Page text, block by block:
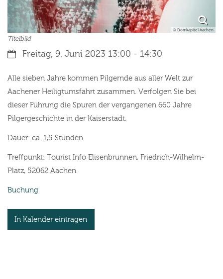
© Domkapitel Aachen
Titelbild
Datum:Freitag, 9. Juni 2023 13:00 - 14:30
Alle sieben Jahre kommen Pilgernde aus aller Welt zur
Aachener Heiligtumsfahrt zusammen. Verfolgen Sie bei
dieser Führung die Spuren der vergangenen 660 Jahre
Pilgergeschichte in der Kaiserstadt.
Dauer: ca. 1,5 Stunden
Treffpunkt: Tourist Info Elisenbrunnen, Friedrich-Wilhelm-
Platz, 52062 Aachen
Buchung
In Kalender eintragen